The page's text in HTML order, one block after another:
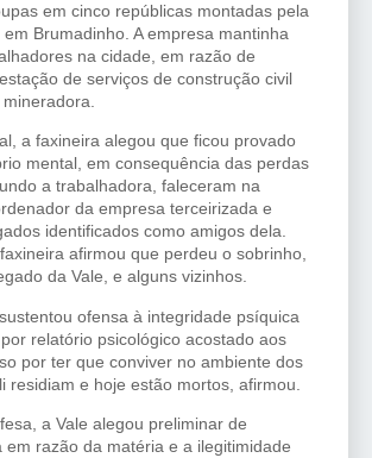
em cinco repúblicas montadas pela
Brumadinho. A empresa mantinha
na cidade, em razão de
de serviços de construção civil
a faxineira alegou que ficou provado
mental, em consequência das perdas
a trabalhadora, faleceram na
da empresa terceirizada e
identificados como amigos dela.
afirmou que perdeu o sobrinho,
da Vale, e alguns vizinhos.
ofensa à integridade psíquica
relatório psicológico acostado aos
por ter que conviver no ambiente dos
residiam e hoje estão mortos, afirmou.
a Vale alegou preliminar de
em razão da matéria e a ilegitimidade